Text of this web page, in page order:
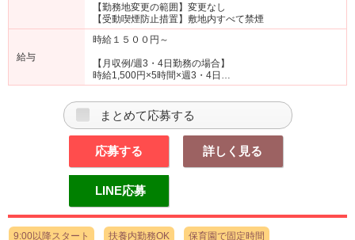
【勤務地変更の範囲】変更なし
【受動喫煙防止措置】敷地内すべて禁煙
給与
時給１５００円～
【月収例/週3・4日勤務の場合】
時給1,500円×5時間×週3・4日…
まとめて応募する
応募する 詳しく見る
LINE応募
9:00以降スタート 扶養内勤務OK 保育園で固定時間